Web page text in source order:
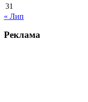
31
« Лип
Реклама